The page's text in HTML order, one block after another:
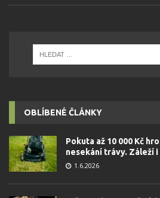
OBLÍBENÉ ČLÁNKY
Pokuta až 10 000 Kč
nesekání trávy. Záleží
1.6.2026